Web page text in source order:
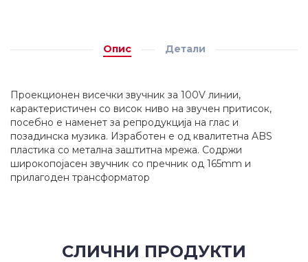
Опис Детали
Проекционен висечки звучник за 100V линии,
карактеристичен со висок ниво на звучен притисок,
посебно е наменет за репродукција на глас и
позадинска музика. Изработен е од квалитетна ABS
пластика со метална заштитна мрежа. Содржи
широкопојасен звучник со пречник од 165mm и
прилагоден трансформатор
СЛИЧНИ ПРОДУКТИ